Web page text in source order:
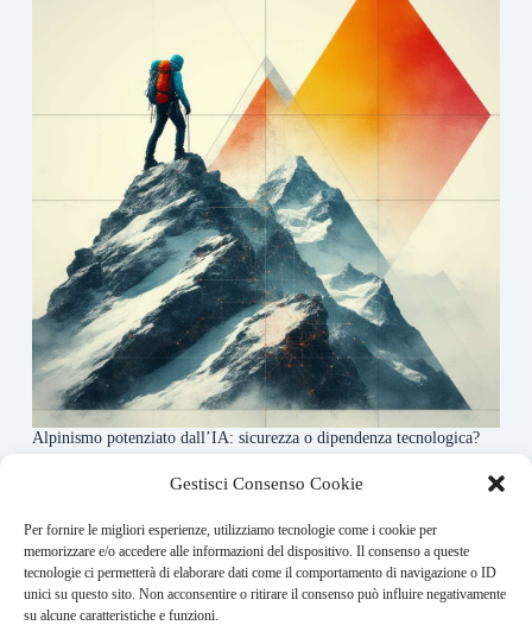
Gestisci Consenso Cookie
Per fornire le migliori esperienze, utilizziamo tecnologie come i cookie per
memorizzare e/o accedere alle informazioni del dispositivo. Il consenso a queste
tecnologie ci permetterà di elaborare dati come il comportamento di navigazione o ID
unici su questo sito. Non acconsentire o ritirare il consenso può influire negativamente
su alcune caratteristiche e funzioni.
Alpinismo potenziato dall’IA: sicurezza o dipendenza tecnologica?
About this website
Rivistadellamontagna.it ogni giorno trova per te le principali
notizie su montagna trekking e alpinismo da tutto il mondo.